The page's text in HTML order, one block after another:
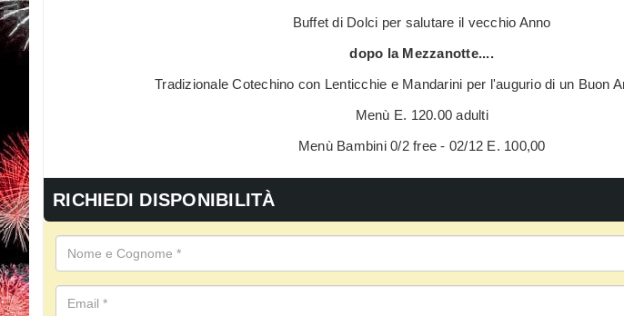
Buffet di Dolci per salutare il vecchio Anno
dopo la Mezzanotte....
Tradizionale Cotechino con Lenticchie e Mandarini per l'augurio di un Buon
Menù E. 120.00 adulti
Menù Bambini 0/2 free - 02/12 E. 100,00
RICHIEDI DISPONIBILITÀ